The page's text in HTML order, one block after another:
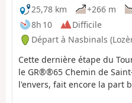
25,78 km
+266 m
8h 10
Difficile
Départ à Nasbinals
Cette dernière étape du
le GR®®65 Chemin de
l'envers, fait encore la part